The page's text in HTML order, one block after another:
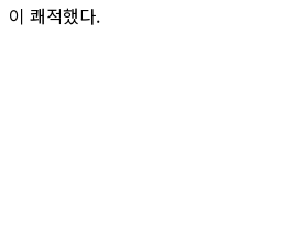
이 쾌적했다.